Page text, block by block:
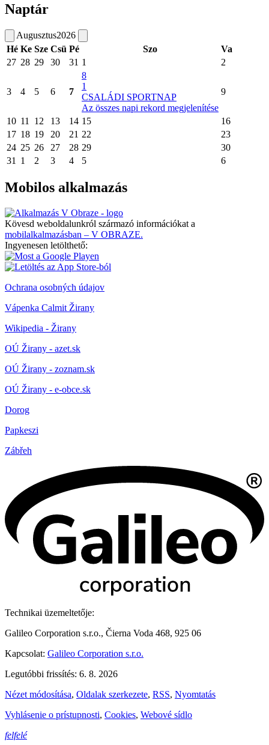
Naptár
Augusztus2026
Hé Ke Sze Csü Pé Szo
Va
27 28 29 30 31 1 2
3 4 5 6 7
8
1
CSALÁDI SPORTNAP
Az összes napi rekord megjelenítése
9
10 11 12 13 14 15
16
17 18 19 20 21 22
23
24 25 26 27 28 29
30
31
1 2 3 4 5 6
Mobilos alkalmazás
Kövesd weboldalunkról származó információkat a
mobilalkalmazásban – V OBRAZE.
Ingyenesen letölthető:
Ochrana osobných údajov
Vápenka Calmit Žirany
Wikipedia - Žirany
OÚ Žirany - azet.sk
OÚ Žirany - zoznam.sk
OÚ Žirany - e-obce.sk
Dorog
Papkeszi
Zábřeh
Technikai üzemeltetője:
Galileo Corporation s.r.o., Čierna Voda 468, 925 06
Kapcsolat: Galileo Corporation s.r.o.
Legutóbbi frissítés: 6. 8. 2026
Nézet módosítása, Oldalak szerkezete, RSS, Nyomtatás
Vyhlásenie o prístupnosti, Cookies, Webové sídlo
felfelé